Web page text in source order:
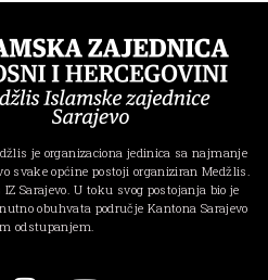
je organizaciona jedinica sa najmanje
svake općine postoji organiziran Medžlis.
Sarajevo. U toku svog postojanja bio je
obuhvata područje Kantona Sarajevo
odstupanjem.